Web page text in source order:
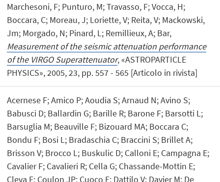
Marchesoni, F; Punturo, M; Travasso, F; Vocca, H;
Boccara, C; Moreau, J; Loriette, V; Reita, V; Mackowski,
Jm; Morgado, N; Pinard, L; Remillieux, A; Bar,
Measurement of the seismic attenuation performance
of the VIRGO Superattenuator, «ASTROPARTICLE
PHYSICS», 2005, 23, pp. 557 - 565 [Articolo in rivista]
Acernese F; Amico P; Aoudia S; Arnaud N; Avino S;
Babusci D; Ballardin G; Barille R; Barone F; Barsotti L;
Barsuglia M; Beauville F; Bizouard MA; Boccara C;
Bondu F; Bosi L; Bradaschia C; Braccini S; Brillet A;
Brisson V; Brocco L; Buskulic D; Calloni E; Campagna E;
Cavalier F; Cavalieri R; Cella G; Chassande-Mottin E;
Cleva F; Coulon JP; Cuoco E; Dattilo V; Davier M; De